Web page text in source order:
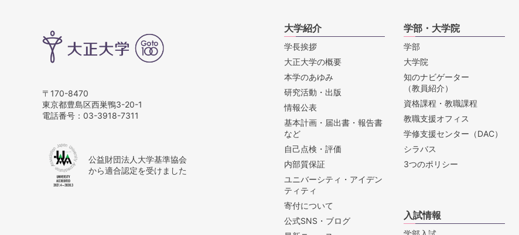
〒170-8470
東京都豊島区西巣鴨3-20-1
電話番号： 03-3918-7311
公益財団法人大学基準協会
から適合認定を受けました
大学紹介
学長挨拶
大正大学の概要
本学のあゆみ
研究活動・出版
情報公表
基本計画・届出書・報告書
など
自己点検・評価
内部質保証
ユニバーシティ・アイデン
ティティ
寄付について
公式SNS・ブログ
学部・大学院
学部
大学院
知のナビゲーター
（教員紹介）
資格課程・教職課程
教職支援オフィス
学修支援センター（DAC）
シラバス
3つのポリシー
入試情報